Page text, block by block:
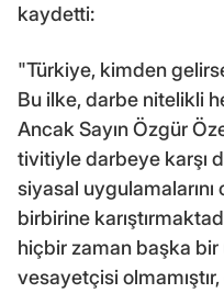
kaydetti:
"Türkiye, kimden
Bu ilke, darbe nitelikli
Ancak Sayın Özgür
tivitiyle darbeye karşı
siyasal
birbirine
hiçbir zaman başka
vesayetçisi